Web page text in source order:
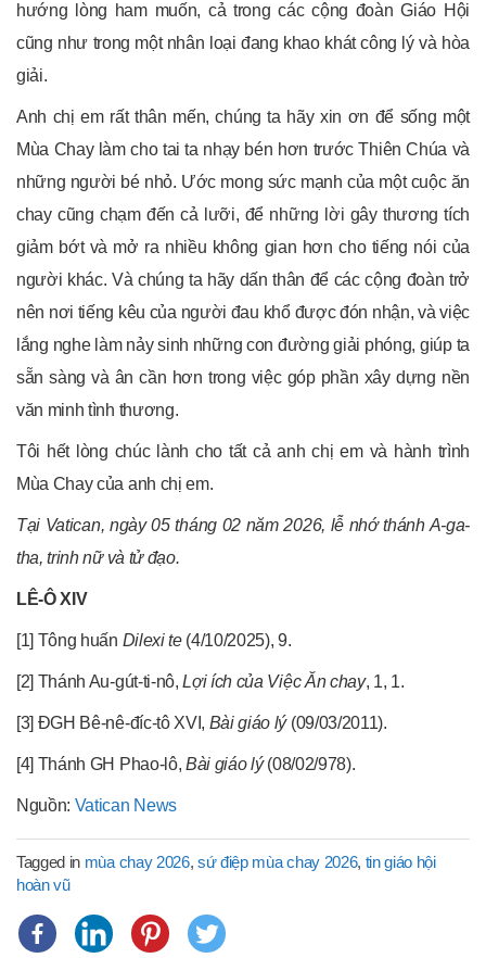
hướng lòng ham muốn, cả trong các cộng đoàn Giáo Hội
cũng như trong một nhân loại đang khao khát công lý và hòa
giải.
Anh chị em rất thân mến, chúng ta hãy xin ơn để sống một
Mùa Chay làm cho tai ta nhạy bén hơn trước Thiên Chúa và
những người bé nhỏ. Ước mong sức mạnh của một cuộc ăn
chay cũng chạm đến cả lưỡi, để những lời gây thương tích
giảm bớt và mở ra nhiều không gian hơn cho tiếng nói của
người khác. Và chúng ta hãy dấn thân để các cộng đoàn trở
nên nơi tiếng kêu của người đau khổ được đón nhận, và việc
lắng nghe làm nảy sinh những con đường giải phóng, giúp ta
sẵn sàng và ân cần hơn trong việc góp phần xây dựng nền
văn minh tình thương.
Tôi hết lòng chúc lành cho tất cả anh chị em và hành trình
Mùa Chay của anh chị em.
Tại Vatican, ngày 05 tháng 02 năm 2026, lễ nhớ thánh A-ga-
tha, trinh nữ và tử đạo.
LÊ-Ô XIV
[1] Tông huấn Dilexi te(4/10/2025), 9.
[2] Thánh Au-gút-ti-nô,Lợi ích của Việc Ăn chay, 1, 1.
[3] ĐGH Bê-nê-đíc-tô XVI, Bài giáo lý (09/03/2011).
[4] Thánh GH Phao-lô, Bài giáo lý(08/02/978).
Nguồn: Vatican News
Tagged in mùa chay 2026,sứ điệp mùa chay 2026, tin giáo hội
hoàn vũ